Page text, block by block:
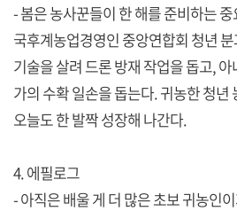
- 봄은 농사꾼들이 한 해를 준비하는
국후계농업경영인 중앙연합회 청년
기술을 살려 드론 방재 작업을 돕고,
가의 수확 일손을 돕는다. 귀농한 청년
오늘도 한 발짝 성장해 나간다.
4. 에필로그
- 아직은 배울 게 더 많은 초보 귀농인